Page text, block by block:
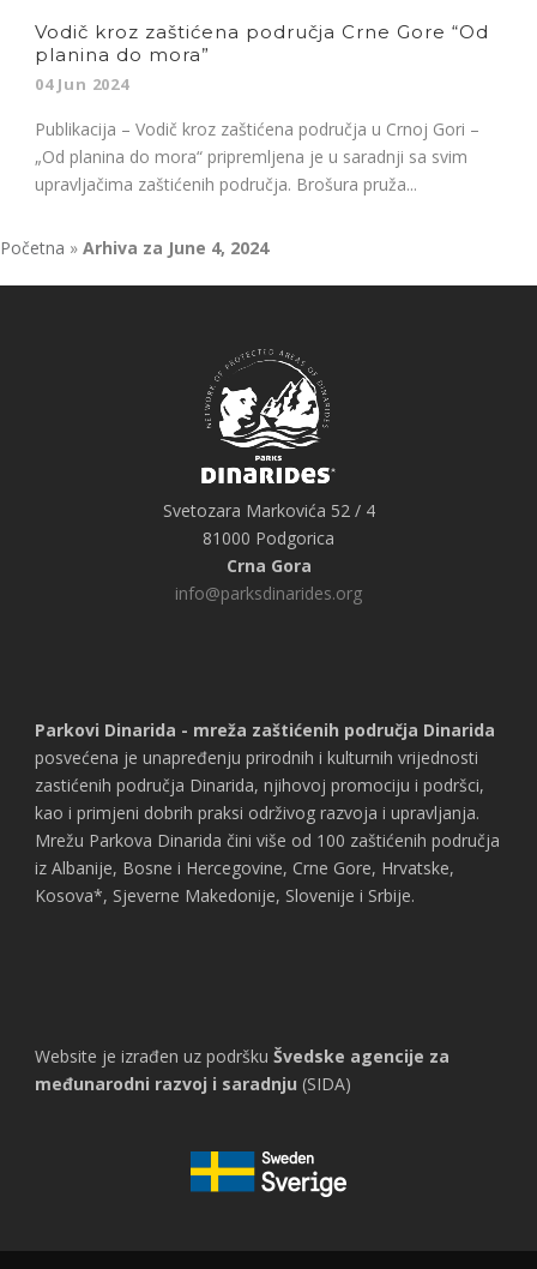
Vodič kroz zaštićena područja Crne Gore “Od
planina do mora”
04 Jun 2024
Publikacija – Vodič kroz zaštićena područja u Crnoj Gori –
„Od planina do mora“ pripremljena je u saradnji sa svim
upravljačima zaštićenih područja. Brošura pruža...
Početna » Arhiva za June 4, 2024
Svetozara Markovića 52 / 4
81000 Podgorica
Crna Gora
info@parksdinarides.org
Parkovi Dinarida - mreža zaštićenih područja Dinarida
posvećena je unapređenju prirodnih i kulturnih vrijednosti
zastićenih područja Dinarida, njihovoj promociju i podršci,
kao i primjeni dobrih praksi održivog razvoja i upravljanja.
Mrežu Parkova Dinarida čini više od 100 zaštićenih područja
iz Albanije, Bosne i Hercegovine, Crne Gore, Hrvatske,
Kosova*, Sjeverne Makedonije, Slovenije i Srbije.
Website je izrađen uz podršku Švedske agencije za
međunarodni razvoj i saradnju (SIDA)